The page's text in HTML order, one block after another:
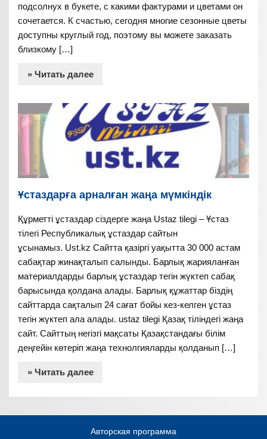
подсолнух в букете, с какими фактурами и цветами он
сочетается. К счастью, сегодня многие сезонные цветы
доступны круглый год, поэтому вы можете заказать
близкому […]
» Читать далее
Ұстаздарға арналған жаңа мүмкіндік
Құрметті ұстаздар сіздерге жаңа Ustaz tilegi – Ұстаз
тілегі Республикалық ұстаздар сайтын
ұсынамыз. Ust.kz Сайтта қазіргі уақытта 30 000 астам
сабақтар жинақталып салынды. Барлық жарияланған
материалдарды барлық ұстаздар тегін жүктеп сабақ
барысында қолдана алады. Барлық құжаттар біздің
сайттарда сақталып 24 сағат бойы кез-келген ұстаз
тегін жүктеп ала алады. ustaz tilegi Қазақ тіліндегі жаңа
сайт. Сайттың негізгі мақсаты Қазақстандағы білім
деңгейін көтеріп жаңа технолгияларды қолданып […]
» Читать далее
Авторская программа